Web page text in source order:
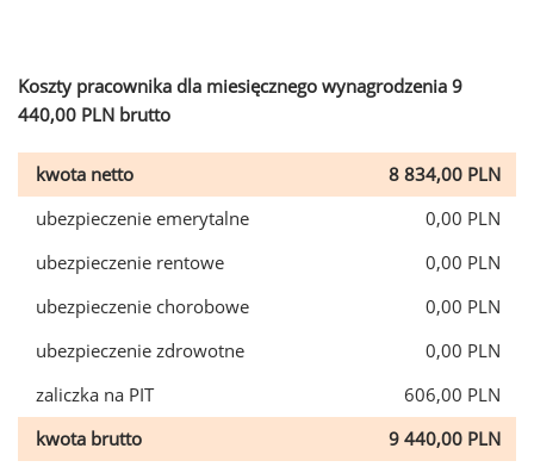
Koszty pracownika dla miesięcznego wynagrodzenia 9
440,00 PLN brutto
kwota netto
8 834,00 PLN
ubezpieczenie emerytalne
0,00 PLN
ubezpieczenie rentowe
0,00 PLN
ubezpieczenie chorobowe
0,00 PLN
ubezpieczenie zdrowotne
0,00 PLN
zaliczka na PIT
606,00 PLN
kwota brutto
9 440,00 PLN